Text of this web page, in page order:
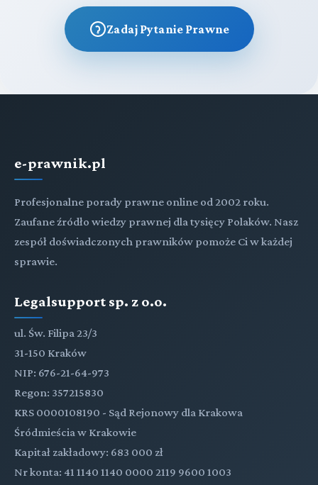
Zadaj Pytanie Prawne
e-prawnik.pl
Profesjonalne porady prawne online od 2002 roku.
Zaufane źródło wiedzy prawnej dla tysięcy Polaków. Nasz
zespół doświadczonych prawników pomoże Ci w każdej
sprawie.
Legalsupport sp. z o.o.
ul. Św. Filipa 23/3
31-150 Kraków
NIP: 676-21-64-973
Regon: 357215830
KRS 0000108190 - Sąd Rejonowy dla Krakowa
Śródmieścia w Krakowie
Kapitał zakładowy: 683 000 zł
Nr konta: 41 1140 1140 0000 2119 9600 1003